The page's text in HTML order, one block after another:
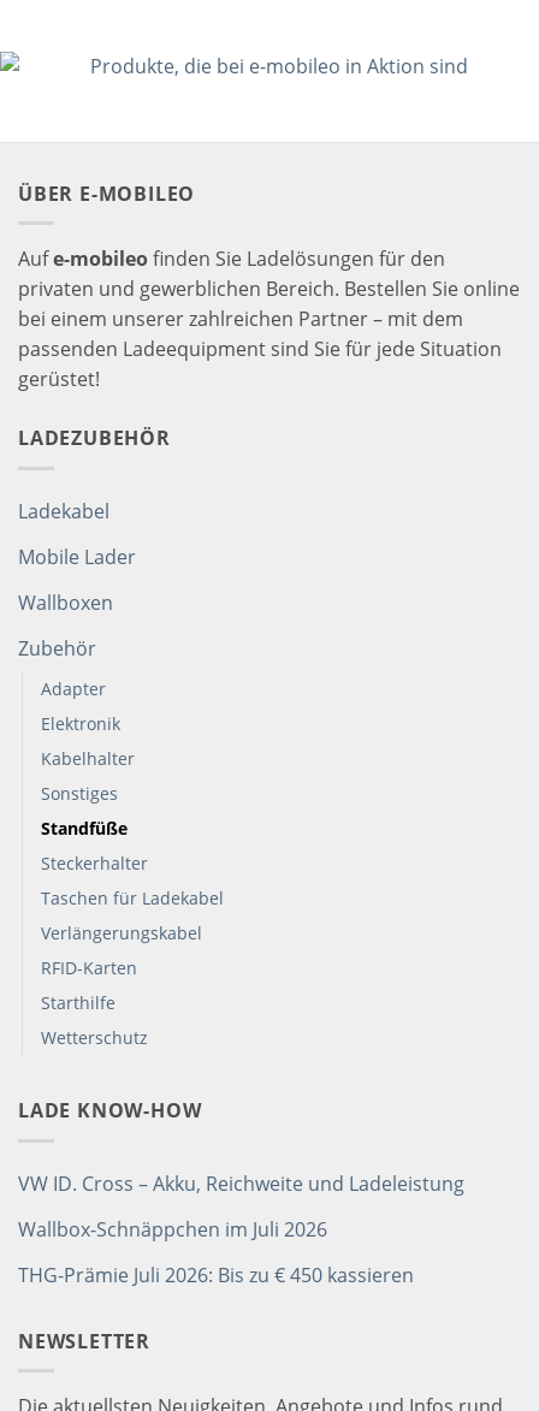
ÜBER E-MOBILEO
Aufe-mobileofinden Sie Ladelösungen für den
privaten und gewerblichen Bereich. Bestellen Sie online
bei einem unserer zahlreichen Partner – mit dem
passenden Ladeequipment sind Sie für jede Situation
gerüstet!
LADEZUBEHÖR
Ladekabel
Mobile Lader
Wallboxen
Zubehör
Adapter
Elektronik
Kabelhalter
Sonstiges
Standfüße
Steckerhalter
Taschen für Ladekabel
Verlängerungskabel
RFID-Karten
Starthilfe
Wetterschutz
LADE KNOW-HOW
VW ID. Cross – Akku, Reichweite und Ladeleistung
Wallbox-Schnäppchen im Juli 2026
THG-Prämie Juli 2026: Bis zu € 450 kassieren
NEWSLETTER